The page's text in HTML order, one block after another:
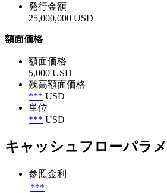
発行金額
25,000,000 USD
額面価格
額面価格
5,000 USD
残高額面価格
*** USD
単位
*** USD
キャッシュフローパラ
参照金利
***